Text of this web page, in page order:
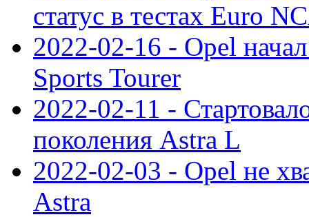
статус в тестах Euro
2022-02-16 - Opel
Sports Tourer
2022-02-11 -
поколения Astra L
2022-02-03 - Opel не
Astra